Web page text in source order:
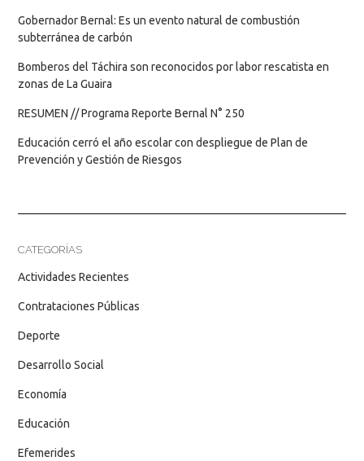
Gobernador Bernal: Es un evento natural de combustión
subterránea de carbón
Bomberos del Táchira son reconocidos por labor rescatista en
zonas de La Guaira
RESUMEN // Programa Reporte Bernal N° 250
Educación cerró el año escolar con despliegue de Plan de
Prevención y Gestión de Riesgos
CATEGORÍAS
Actividades Recientes
Contrataciones Públicas
Deporte
Desarrollo Social
Economía
Educación
Efemerides